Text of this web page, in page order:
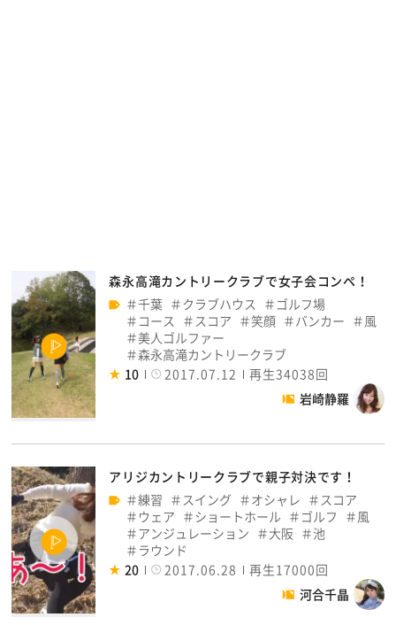
森永高滝カントリークラブで女子会コンペ！
千葉
クラブハウス
ゴルフ場
コース
スコア 笑顔 バンカー
風
美人ゴルファー
森永高滝カントリークラブ
10
2017.07.12
再生34038回
岩崎静羅
アリジカントリークラブで親子対決です！
練習
スイング オシャレ
スコア
ウェア
ショートホール ゴルフ
風
アンジュレーション
大阪
池
ラウンド
20
2017.06.28
再生17000回
河合千晶